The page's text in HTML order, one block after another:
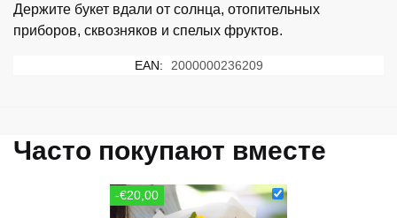
Держите букет вдали от солнца, отопительных
приборов, сквозняков и спелых фруктов.
EAN: 2000000236209
Часто покупают вместе
-€20,00